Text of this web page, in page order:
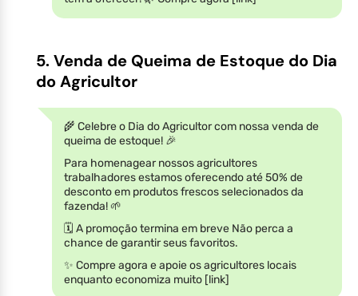
5. Venda de Queima de Estoque do Dia
do Agricultor
🌾 Celebre o Dia do Agricultor com nossa venda de
queima de estoque! 🎉
Para homenagear nossos agricultores
trabalhadores estamos oferecendo até 50% de
desconto em produtos frescos selecionados da
fazenda! 🌱
🗓️ A promoção termina em breve Não perca a
chance de garantir seus favoritos.
✨ Compre agora e apoie os agricultores locais
enquanto economiza muito [link]